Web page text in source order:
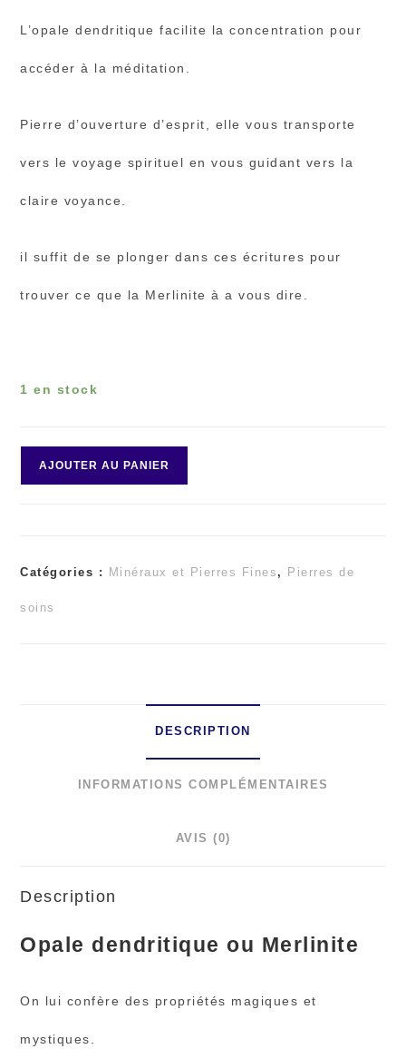
L’opale dendritique facilite la concentration pour
accéder à la méditation.
Pierre d’ouverture d’esprit, elle vous transporte
vers le voyage spirituel en vous guidant vers la
claire voyance.
il suffit de se plonger dans ces écritures pour
trouver ce que la Merlinite à a vous dire.
1 en stock
quantité
dendritique
ou
AJOUTER AU PANIER
Catégories : Minéraux et Pierres Fines , Pierres de
soins
DESCRIPTION
INFORMATIONS COMPLÉMENTAIRES
AVIS (0)
Description
Opale dendritique ou Merlinite
On lui confère des propriétés magiques et
mystiques.